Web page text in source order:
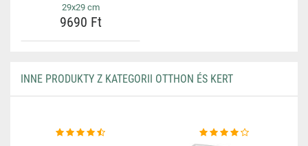
29x29 cm
9690 Ft
INNE PRODUKTY Z KATEGORII OTTHON ÉS KERT